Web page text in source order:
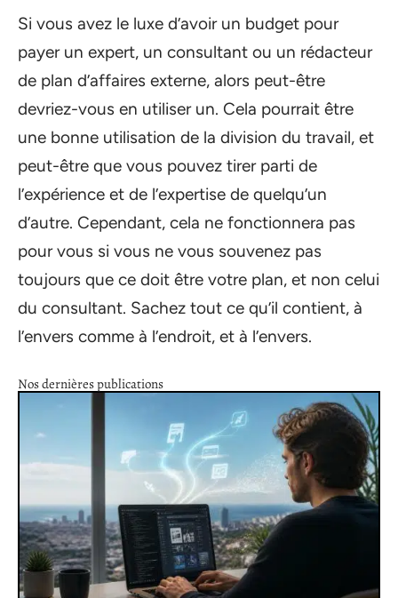
Si vous avez le luxe d’avoir un budget pour
payer un expert, un consultant ou un rédacteur
de plan d’affaires externe, alors peut-être
devriez-vous en utiliser un. Cela pourrait être
une bonne utilisation de la division du travail, et
peut-être que vous pouvez tirer parti de
l’expérience et de l’expertise de quelqu’un
d’autre. Cependant, cela ne fonctionnera pas
pour vous si vous ne vous souvenez pas
toujours que ce doit être votre plan, et non celui
du consultant. Sachez tout ce qu’il contient, à
l’envers comme à l’endroit, et à l’envers.
Nos dernières publications